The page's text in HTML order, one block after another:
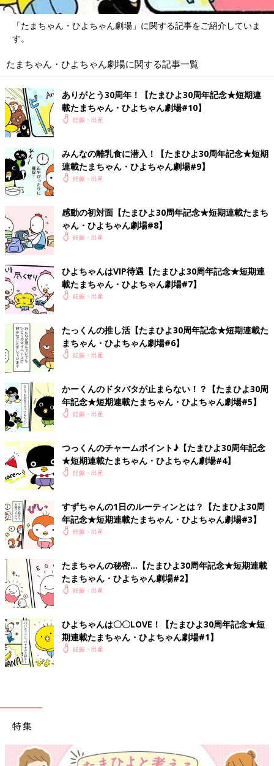
「たまちゃん・ひよちゃん劇場」に関する記事をご紹介していま
す。
たまちゃん・ひよちゃん劇場に関する記事一覧
ありがとう30周年！【たまひよ30周年記念★短期連
載たまちゃん・ひよちゃん劇場#10】
妊娠・出産
みんなの離乳食に潜入！【たまひよ30周年記念★短期
連載たまちゃん・ひよちゃん劇場#9】
妊娠・出産
感動の初対面【たまひよ30周年記念★短期連載たまち
ゃん・ひよちゃん劇場#8】
妊娠・出産
ひよちゃんはVIP待遇【たまひよ30周年記念★短期連
載たまちゃん・ひよちゃん劇場#7】
妊娠・出産
たっくんの推し活【たまひよ30周年記念★短期連載た
まちゃん・ひよちゃん劇場#6】
妊娠・出産
かーくんのドタバタが止まらない！？【たまひよ30周
年記念★短期連載たまちゃん・ひよちゃん劇場#5】
妊娠・出産
つっくんのチャームポイント♪【たまひよ30周年記念
★短期連載たまちゃん・ひよちゃん劇場#4】
妊娠・出産
すずちゃんの1日のルーティンとは？【たまひよ30周
年記念★短期連載たまちゃん・ひよちゃん劇場#3】
妊娠・出産
たまちゃんの秘密…【たまひよ30周年記念★短期連載
たまちゃん・ひよちゃん劇場#2】
妊娠・出産
ひよちゃんは〇〇LOVE！【たまひよ30周年記念★短
期連載たまちゃん・ひよちゃん劇場#1】
妊娠・出産
特集